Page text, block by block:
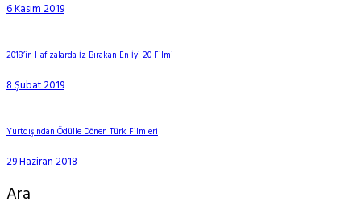
6 Kasım 2019
2018’in Hafızalarda İz Bırakan En İyi 20 Filmi
8 Şubat 2019
Yurtdışından Ödülle Dönen Türk Filmleri
29 Haziran 2018
Ara